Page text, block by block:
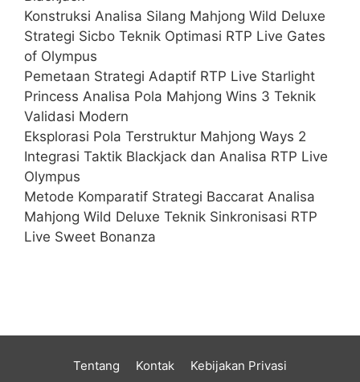
Konstruksi Analisa Silang Mahjong Wild Deluxe
Strategi Sicbo Teknik Optimasi RTP Live Gates
of Olympus
Pemetaan Strategi Adaptif RTP Live Starlight
Princess Analisa Pola Mahjong Wins 3 Teknik
Validasi Modern
Eksplorasi Pola Terstruktur Mahjong Ways 2
Integrasi Taktik Blackjack dan Analisa RTP Live
Olympus
Metode Komparatif Strategi Baccarat Analisa
Mahjong Wild Deluxe Teknik Sinkronisasi RTP
Live Sweet Bonanza
Tentang Kontak Kebijakan Privasi